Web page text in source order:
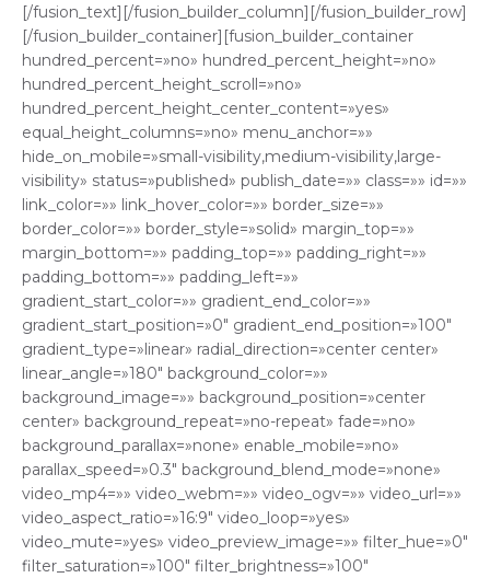
[/fusion_text][/fusion_builder_column][/fusion_builder_row]
[/fusion_builder_container][fusion_builder_container
hundred_percent=»no» hundred_percent_height=»no»
hundred_percent_height_scroll=»no»
hundred_percent_height_center_content=»yes»
equal_height_columns=»no» menu_anchor=»»
hide_on_mobile=»small-visibility,medium-visibility,large-
visibility» status=»published» publish_date=»» class=»» id=»»
link_color=»» link_hover_color=»» border_size=»»
border_color=»» border_style=»solid» margin_top=»»
margin_bottom=»» padding_top=»» padding_right=»»
padding_bottom=»» padding_left=»»
gradient_start_color=»» gradient_end_color=»»
gradient_start_position=»0″ gradient_end_position=»100″
gradient_type=»linear» radial_direction=»center center»
linear_angle=»180″ background_color=»»
background_image=»» background_position=»center
center» background_repeat=»no-repeat» fade=»no»
background_parallax=»none» enable_mobile=»no»
parallax_speed=»0.3″ background_blend_mode=»none»
video_mp4=»» video_webm=»» video_ogv=»» video_url=»»
video_aspect_ratio=»16:9″ video_loop=»yes»
video_mute=»yes» video_preview_image=»» filter_hue=»0″
filter_saturation=»100″ filter_brightness=»100″